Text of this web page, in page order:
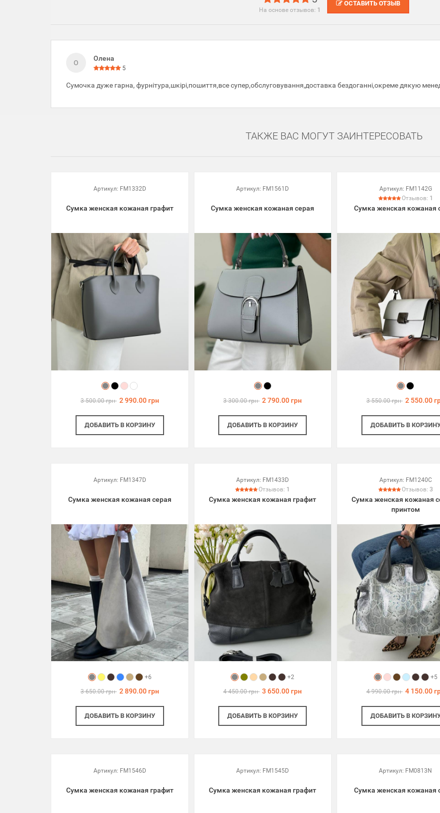
На основе отзывов: 1
ОСТАВИТЬ ОТЗЫВ
О
Олена
5
Сумочка дуже гарна, фурнітура,шкірі,пошиття,все супер,обслуговування,доставка бездоганні,окреме дякую
ТАКЖЕ ВАС МОГУТ ЗАИНТЕРЕСОВАТЬ
Артикул: FM1332D
Сумка женская кожаная графит
3 500.00 грн 2 990.00 грн
ДОБАВИТЬВ КОРЗИНУ
Артикул: FM1561D
Сумка женская кожаная серая
3 300.00 грн 2 790.00 грн
ДОБАВИТЬ В КОРЗИНУ
Артикул: FM1142G
Отзывов: 1
Сумка женская кожаная
3 550.00 грн 2 550.00
ДОБАВИТЬВ
Артикул: FM1347D
Сумка женская кожаная серая
+6
3 650.00 грн 2 890.00 грн
ДОБАВИТЬВ КОРЗИНУ
Артикул: FM1433D
Отзывов: 1
Сумка женская кожаная графит
+2
4 450.00 грн 3 650.00 грн
ДОБАВИТЬ В КОРЗИНУ
Артикул: FM1240C
Отзывов: 3
Сумка женская кожаная
принтом
+5
4 990.00 грн 4 150.00
ДОБАВИТЬВ
Артикул: FM1546D
Сумка женская кожаная графит
Артикул: FM1545D
Сумка женская кожаная графит
Артикул: FM0813N
Сумка женская кожаная